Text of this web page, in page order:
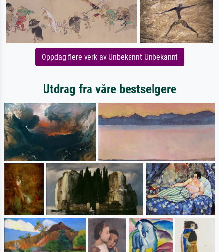
Oppdag flere verk av Unbekannt Unbekannt
Utdrag fra våre bestselgere